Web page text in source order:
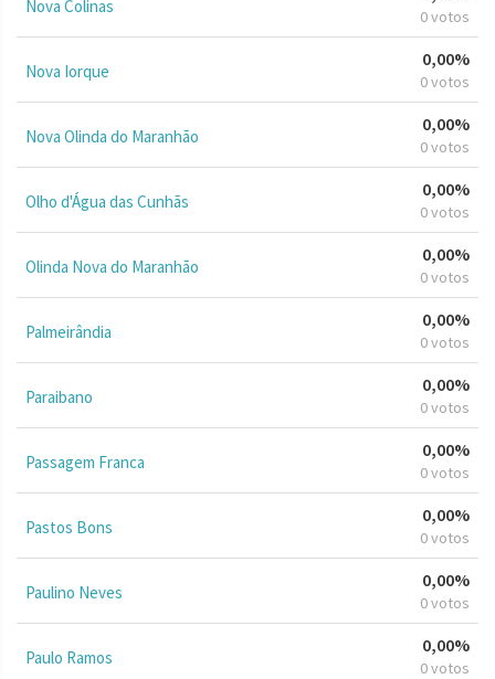
Nova Colinas 0 votos
Nova Iorque
0,00%
0 votos
Nova Olinda do Maranhão
0,00%
0 votos
Olho d'Água das Cunhãs
0,00%
0 votos
Olinda Nova do Maranhão
0,00%
0 votos
Palmeirândia
0,00%
0 votos
Paraibano
0,00%
0 votos
Passagem Franca
0,00%
0 votos
Pastos Bons
0,00%
0 votos
Paulino Neves
0,00%
0 votos
Paulo Ramos
0,00%
0 votos